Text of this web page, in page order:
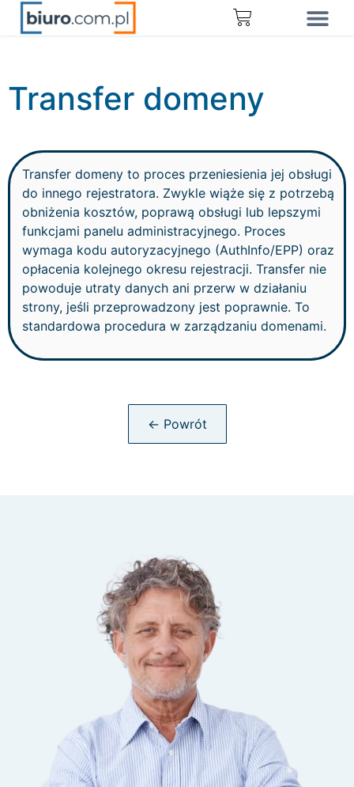
Transfer domeny
Transfer domeny to proces przeniesienia jej obsługi
do innego rejestratora. Zwykle wiąże się z potrzebą
obniżenia kosztów, poprawą obsługi lub lepszymi
funkcjami panelu administracyjnego. Proces
wymaga kodu autoryzacyjnego (AuthInfo/EPP) oraz
opłacenia kolejnego okresu rejestracji. Transfer nie
powoduje utraty danych ani przerw w działaniu
strony, jeśli przeprowadzony jest poprawnie. To
standardowa procedura w zarządzaniu domenami.
← Powrót